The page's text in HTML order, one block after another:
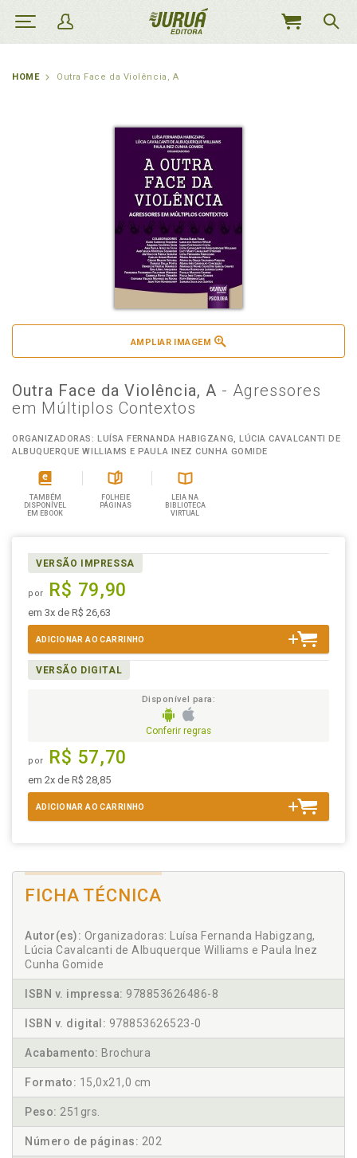
MEU
HOME Outra Face da Violência, A
AMPLIAR IMAGEM
Outra Face da Violência, A - Agressores
em Múltiplos Contextos
ORGANIZADORAS: LUÍSA FERNANDA HABIGZANG, LÚCIA CAVALCANTI DE
ALBUQUERQUE WILLIAMS E PAULA INEZ CUNHA GOMIDE
TAMBÉM
DISPONÍVEL
EM EBOOK
FOLHEIE
PÁGINAS
LEIA NA
BIBLIOTECA
VIRTUAL
VERSÃO IMPRESSA
por R$ 79,90
em 3x de R$ 26,63
ADICIONAR AO CARRINHO
VERSÃO DIGITAL
Disponível para:
Conferir regras
por R$ 57,70
em 2x de R$ 28,85
ADICIONAR AO CARRINHO
FICHA TÉCNICA
Autor(es): Organizadoras: Luísa Fernanda Habigzang,
Lúcia Cavalcanti de Albuquerque Williams e Paula Inez
Cunha Gomide
ISBN v. impressa: 978853626486-8
ISBN v. digital: 978853626523-0
Acabamento: Brochura
Formato: 15,0x21,0 cm
Peso: 251grs.
Número de páginas: 202